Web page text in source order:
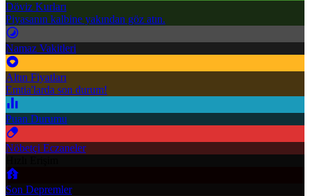
Döviz Kurları
Piyasanın kalbine yakından göz atın.
Namaz Vakitleri
Altın Fiyatları
Emtia'larda son durum!
Puan Durumu
Nöbetçi Eczaneler
Son Depremler